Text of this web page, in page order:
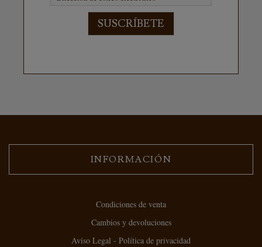
SUSCRÍBETE
INFORMACIÓN
Condiciones de venta
Cambios y devoluciones
Aviso Legal - Política de privacidad